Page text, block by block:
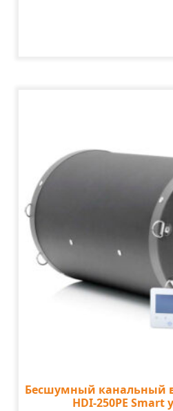
Бесшумный канальный
HDI-250PE Smart